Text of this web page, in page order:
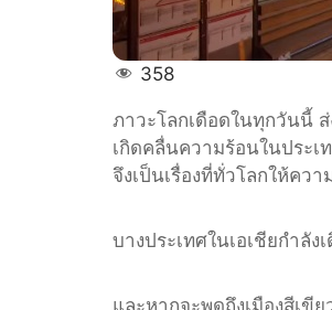
358
ภาวะโลกเดือดในทุกวันนี้
เกิดคลื่นความร้อนในประ
จึงเป็นเรื่องที่ทั่วโลกให้ควา
บางประเทศในเอเชียกำลั
และหากจะพูดถึงเมืองสีเขี